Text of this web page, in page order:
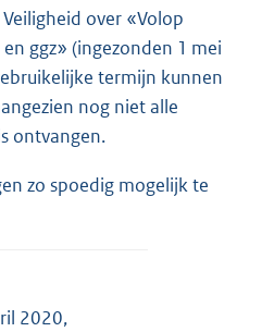
over «Volop
ggz» (ingezonden 1 mei
termijn kunnen
nog niet alle
ontvangen.
zo spoedig mogelijk te
2020,